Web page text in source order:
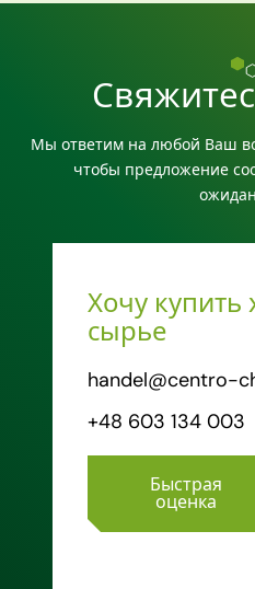
Мы ответим на любой Ваш
чтобы предложение
Хочу купить
сырье
handel@centro-
+48 603 134 003
Быстрая
оценка